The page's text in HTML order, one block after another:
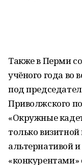
Также в Перми
учёного года во
под
Приволжского
«Окружные
только
альтернативой